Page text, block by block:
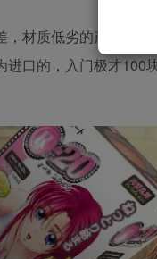
材质低劣的产品，用
口的，入门极才100